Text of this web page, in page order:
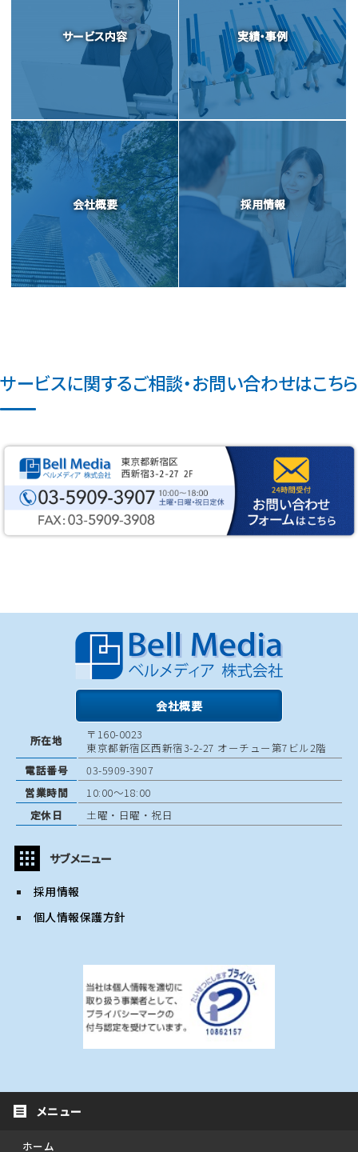
サービス内容 実績・事例
会社概要 採用情報
サービスに関するご相談・お問い合わせはこちら
所在地
〒160-0023
東京都新宿区西新宿3-2-27 オーチュー第7ビル2階
電話番号
03-5909-3907
営業時間
10:00〜18:00
定休日
土曜・日曜・祝日
会社概要
サブメニュー
採用情報
個人情報保護方針
ホーム